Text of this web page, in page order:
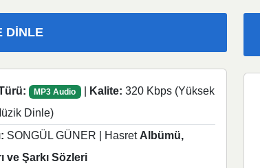
DINLE
MP3 Audio Kalite: 320 Kbps (Yüksek
Dinle)
SONGÜL GÜNER | Hasret Albümü,
ve Şarkı Sözleri